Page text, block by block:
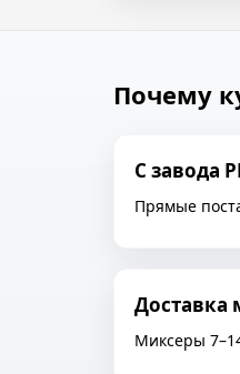
Почему
С завода
Прямые
Доставка
Миксеры